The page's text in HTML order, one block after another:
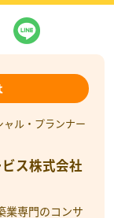
ル・プランナー
ス株式会社
業専門のコンサ